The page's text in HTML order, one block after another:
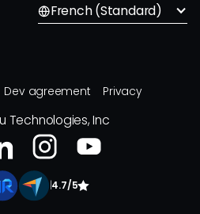
French (Standard)
Dev agreement Privacy
Technologies, Inc
4.7/5